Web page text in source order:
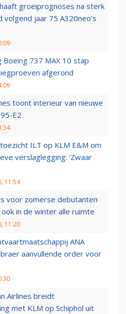
groeiprognoses na sterk
volgend jaar 75 A320neo’s
Boeing 737 MAX 10 stap
afgerond
toont interieur van nieuwe
E2
ILT op KLM E&M om
verslaglegging: ‘Zwaar
11:54
voor zomerse debutanten
ook in de winter alle ruimte
11:20
ANA
aanvullende order voor
Airlines breidt
met KLM op Schiphol uit